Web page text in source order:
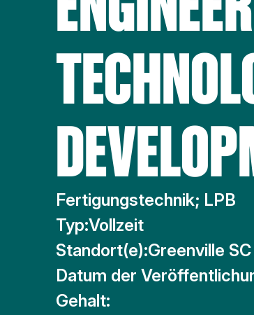
Fertigungstechnik; LPB
Typ:Vollzeit
Standort(e):Greenville
Datum der
Gehalt: